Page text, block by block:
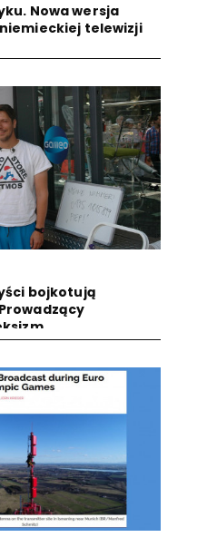
Nowa wersja
telewizji
bojkotują